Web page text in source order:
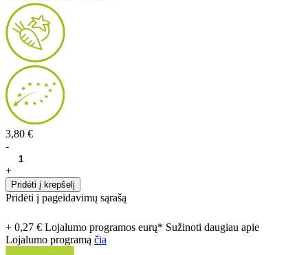
3,80 €
-
+
Pridėti į krepšelį
Pridėti į pageidavimų sąrašą
+ 0,27 € Lojalumo programos eurų* Sužinoti daugiau apie
Lojalumo programą čia